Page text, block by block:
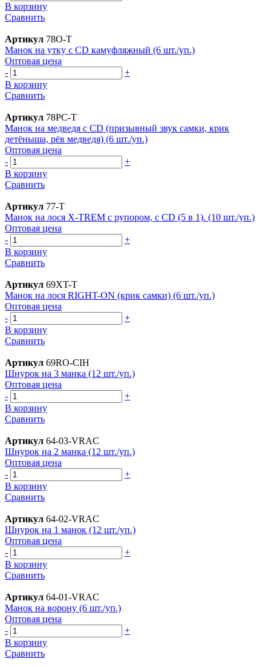
В корзину
Сравнить
Артикул 78O-T
Манок на утку с CD камуфляжный (6 шт./уп.)
Оптовая цена
-
+
В корзину
Сравнить
Артикул 78PC-T
Манок на медведя с CD (призывный звук самки, крик
детёныша, рёв медведя) (6 шт./уп.)
Оптовая цена
-
+
В корзину
Сравнить
Артикул 77-T
Манок на лося X-TREM с рупором, с CD (5 в 1). (10 шт./уп.)
Оптовая цена
-
+
В корзину
Сравнить
Артикул 69XT-T
Манок на лося RIGHT-ON (крик самки) (6 шт./уп.)
Оптовая цена
-
+
В корзину
Сравнить
Артикул 69RO-CIH
Шнурок на 3 манка (12 шт./уп.)
Оптовая цена
-
+
В корзину
Сравнить
Артикул 64-03-VRAC
Шнурок на 2 манка (12 шт./уп.)
Оптовая цена
-
+
В корзину
Сравнить
Артикул 64-02-VRAC
Шнурок на 1 манок (12 шт./уп.)
Оптовая цена
-
+
В корзину
Сравнить
Артикул 64-01-VRAC
Манок на ворону (6 шт./уп.)
Оптовая цена
-
+
В корзину
Сравнить